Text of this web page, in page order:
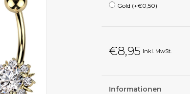
Gold (+€0,50)
€8,95 Inkl. MwSt.
Informationen